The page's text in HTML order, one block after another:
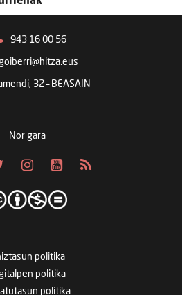
943 16 00 56
32 – BEASAIN
Nor gara
politika
politika
politika